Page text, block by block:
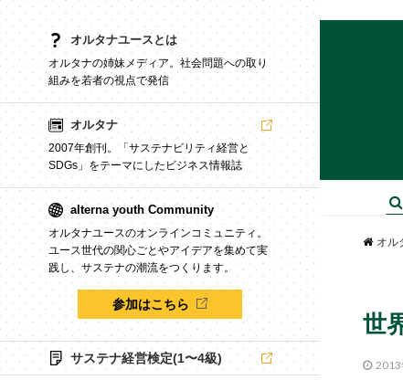
オルタナユースとは
オルタナの姉妹メディア。社会問題への取り
組みを若者の視点で発信
オルタナ
2007年創刊。「サステナビリティ経営と
SDGs」をテーマにしたビジネス情報誌
alterna youth Community
オルタナユースのオンラインコミュニティ。
ユース世代の関心ごとやアイデアを集めて実
践し、サステナの潮流をつくります。
参加はこちら
サステナ経営検定(1〜4級)
オル
世
2013